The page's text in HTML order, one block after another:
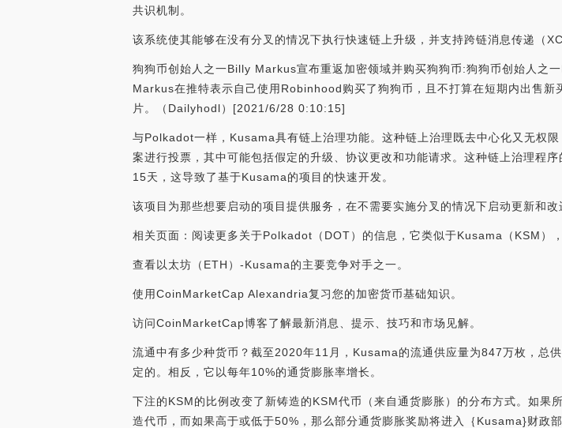
共识机制。
该系统使其能够在没有分叉的情况下执行快速链上升级，并支持跨链消息传递（
狗狗币创始人之一Billy Markus宣布重返加密领域并购买狗狗币:狗狗币创始人之
Markus在推特表示自己使用Robinhood购买了狗狗币，且不打算在短期内出售
片。（Dailyhodl）[2021/6/28 0:10:15]
与Polkadot一样，Kusama具有链上治理功能。这种链上治理既去中心化又无权
案进行投票，其中可能包括假定的升级、协议更改和功能请求。这种链上治理程
15天，这导致了基于Kusama的项目的快速开发。
该项目为那些想要启动的项目提供服务，在不需要实施分叉的情况下启动更新和改
相关页面：阅读更多关于Polkadot（DOT）的信息，它类似于Kusama（KSM），
查看以太坊（ETH）-Kusama的主要竞争对手之一。
使用CoinMarketCap Alexandria复习您的加密货币基础知识。
访问CoinMarketCap博客了解最新消息、提示、技巧和市场见解。
流通中有多少种货币？截至2020年11月，Kusama的流通供应量为847万枚，总
定的。相反，它以每年10%的通货膨胀率增长。
下注的KSM的比例改变了新铸造的KSM代币（来自通货膨胀）的分布方式。如
造代币，而如果高于或低于50%，那么部分通货膨胀奖励将进入｛Kusama}财政部